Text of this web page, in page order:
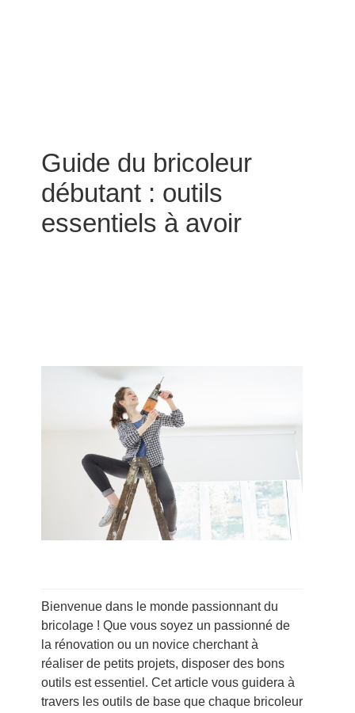
Guide du bricoleur
débutant : outils
essentiels à avoir
Bienvenue dans le monde passionnant du
bricolage ! Que vous soyez un passionné de
la rénovation ou un novice cherchant à
réaliser de petits projets, disposer des bons
outils est essentiel. Cet article vous guidera à
travers les outils de base que chaque bricoleur